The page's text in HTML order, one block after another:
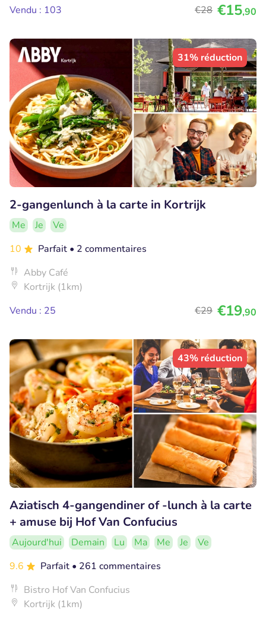
Vendu : 103
€28 €15,90
31% réduction
2-gangenlunch à la carte in Kortrijk
Me Je
Ve
10
Parfait • 2 commentaires
Abby Café
Kortrijk (1km)
Vendu : 25
€29 €19,90
43% réduction
Aziatisch 4-gangendiner of -lunch à la carte
+ amuse bij Hof Van Confucius
Aujourd'hui Demain Lu Ma Me Je
Ve
9.6
Parfait • 261 commentaires
Bistro Hof Van Confucius
Kortrijk (1km)